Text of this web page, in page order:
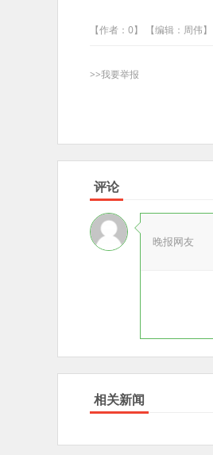
【作者：0】 【编辑：周伟】
>>我要举报
评论
晚报网友
相关新闻